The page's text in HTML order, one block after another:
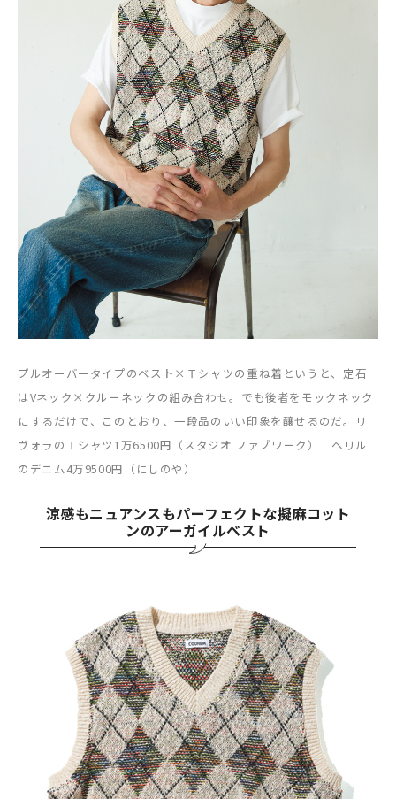
プルオーバータイプのベスト×Ｔシャツの重ね着というと、定石
はVネック×クルーネックの組み合わせ。でも後者をモックネック
にするだけで、このとおり、一段品のいい印象を醸せるのだ。リ
ヴォラのＴシャツ1万6500円（スタジオ ファブワーク） ヘリル
のデニム4万9500円（にしのや）
涼感もニュアンスもパーフェクトな擬麻コット
ンのアーガイルベスト